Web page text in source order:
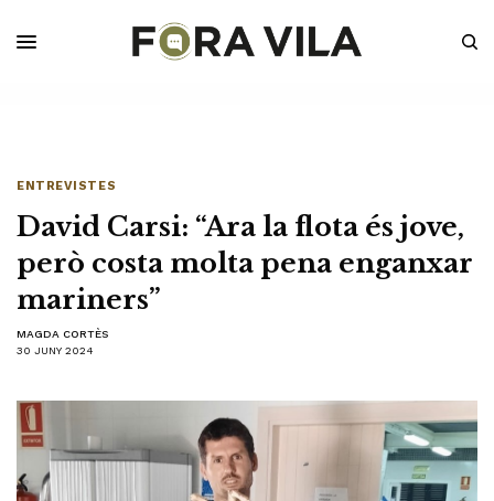
ENTREVISTES
David Carsi: “Ara la flota és jove,
però costa molta pena enganxar
mariners”
MAGDA CORTÈS
30 JUNY 2024